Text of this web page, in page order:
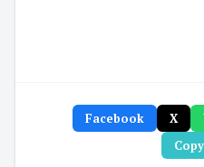
Facebook X